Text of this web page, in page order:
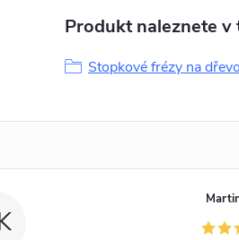
Produkt naleznete
Stopkové frézy na